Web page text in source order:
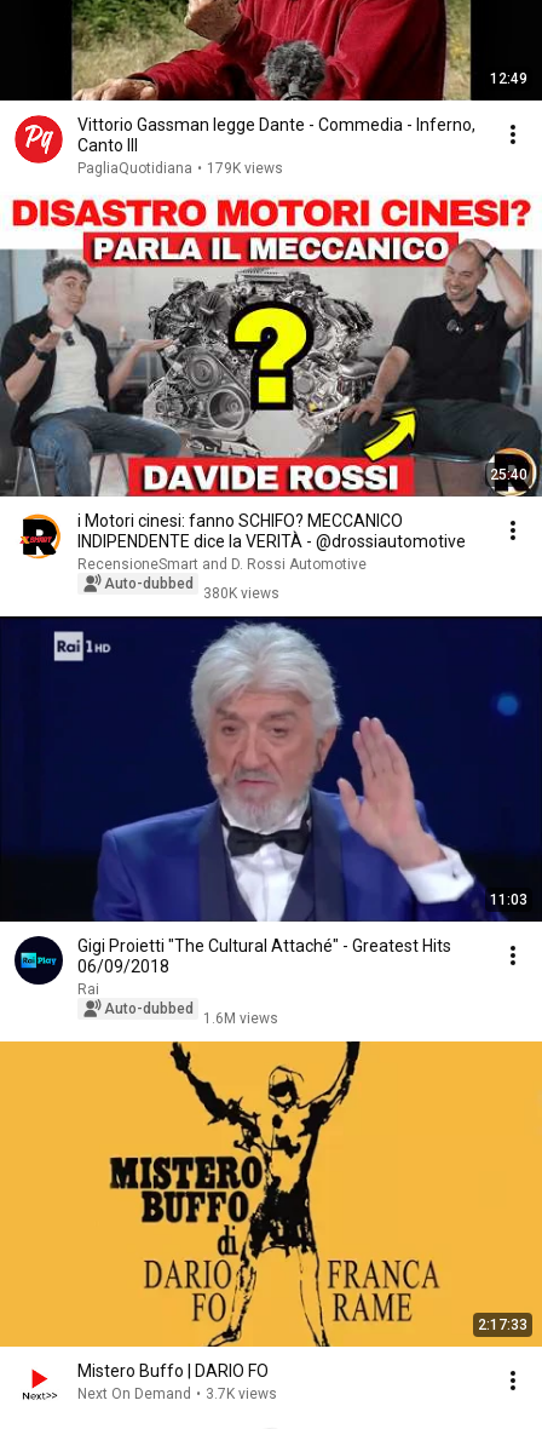
12:49
Vittorio Gassman legge Dante - Commedia - Inferno,
Canto III
PagliaQuotidiana • 179K views
25:40
i Motori cinesi: fanno SCHIFO? MECCANICO
INDIPENDENTE dice la VERITÀ - @drossiautomotive
RecensioneSmart and D. Rossi Automotive
Auto-dubbed
380K views
11:03
Gigi Proietti "The Cultural Attaché" - Greatest Hits
06/09/2018
Rai
Auto-dubbed
1.6M views
2:17:33
Mistero Buffo | DARIO FO
Next On Demand • 3.7K views